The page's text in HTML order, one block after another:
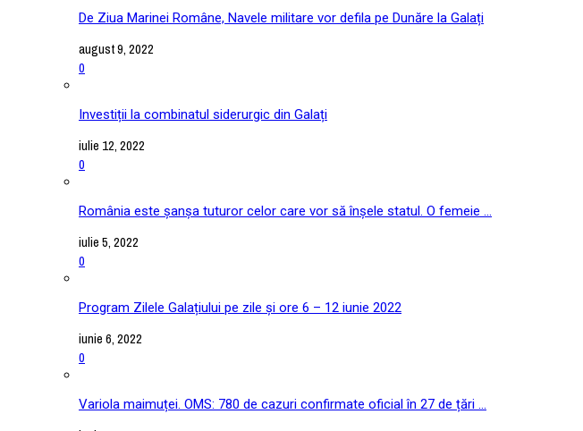
De Ziua Marinei Române, Navele militare vor defila pe Dunăre la Galați
august 9, 2022
0
Investiții la combinatul siderurgic din Galați
iulie 12, 2022
0
România este șanșa tuturor celor care vor să înșele statul. O femeie ...
iulie 5, 2022
0
Program Zilele Galațiului pe zile și ore 6 – 12 iunie 2022
iunie 6, 2022
0
Variola maimuței. OMS: 780 de cazuri confirmate oficial în 27 de țări ...